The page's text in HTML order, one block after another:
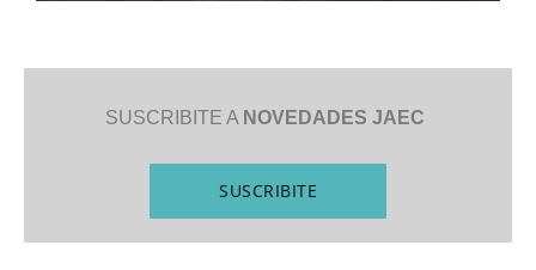
SUSCRIBITE A NOVEDADES JAEC
SUSCRIBITE